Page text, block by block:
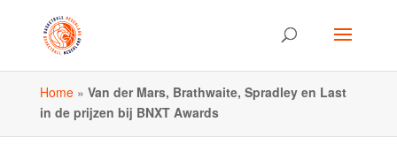
Home» Van der Mars, Brathwaite, Spradley en Last
in de prijzen bij BNXT Awards